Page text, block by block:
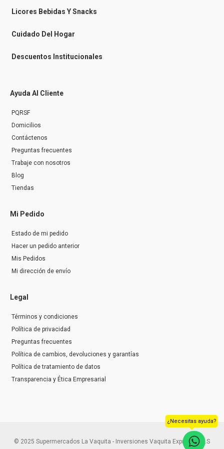
n
g
r
Licores Bebidas Y Snacks
Cuidado Del Hogar
Descuentos Institucionales
Ayuda Al Cliente
PQRSF
Domicilios
Contáctenos
Preguntas frecuentes
Trabaje con nosotros
Blog
Tiendas
Mi Pedido
Estado de mi pedido
Hacer un pedido anterior
Mis Pedidos
Mi dirección de envío
Legal
Términos y condiciones
Política de privacidad
Preguntas frecuentes
Política de cambios, devoluciones y garantías
Política de tratamiento de datos
Transparencia y Ética Empresarial
© 2025 Supermercados La Vaquita - Inversiones Vaquita Express S.A.S
¿Necesitas ayuda?